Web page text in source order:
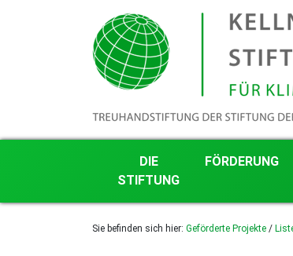
DIE
STIFTUNG
Grundsätze der Stiftungsarbeit
FÖRDERUNG
Förderkriterien
Sie befinden sich hier: Geförderte Projekte /